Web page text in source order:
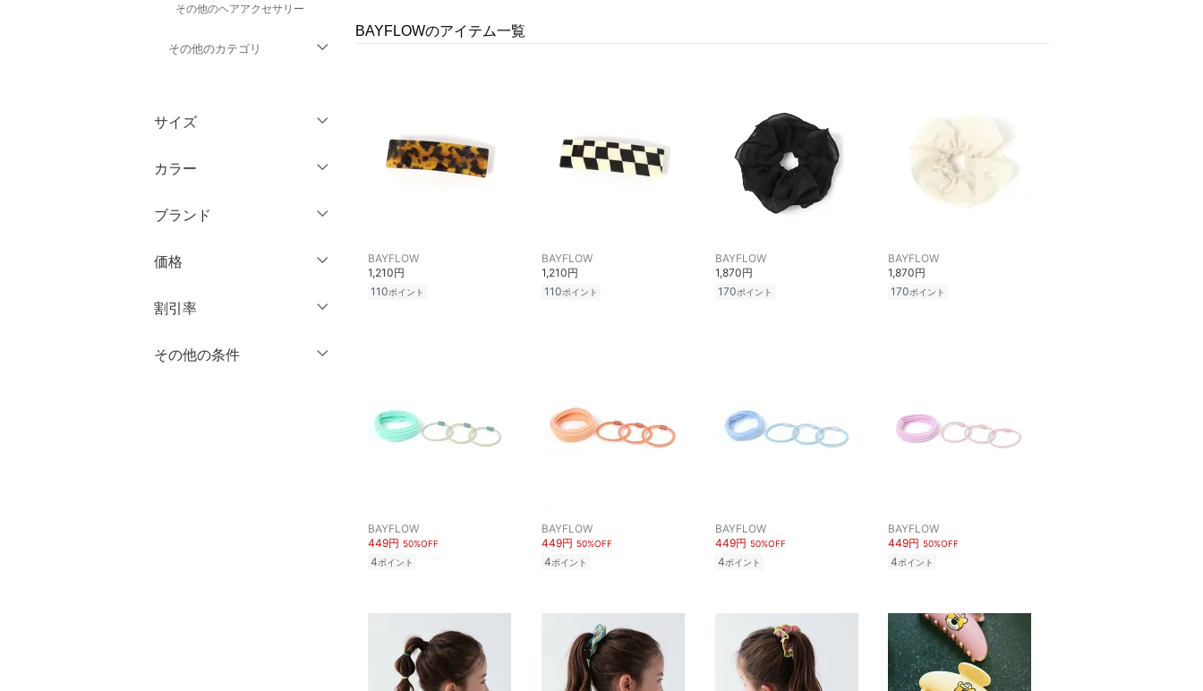
その他のヘアアクセサリー
その他のカテゴリ
ジャケット・アウター
パンツ
ワンピース・ドレス
スカート
オールインワン・オーバ
ーオール
バッグ
サイズ
M
XL
カラー
クリア
ブランド
価格
絞り込み
割引率
％OFF～ ％OFF
その他の条件
BAYFLOWのアイテム一覧
BAYFLOW
1,210円
110ポイント
BAYFLOW
1,210円
110ポイント
BAYFLOW
1,870円
170ポイント
BAYFLOW
1,870円
170ポイント
BAYFLOW
449円 50%OFF
4ポイント
BAYFLOW
449円 50%OFF
4ポイント
BAYFLOW
449円 50%OFF
4ポイント
BAYFLOW
449円 50%OFF
4ポイント